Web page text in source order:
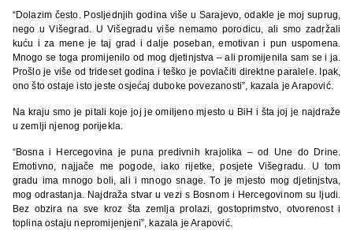
“Dolazim često. Posljednjih godina više u Sarajevo, odakle je moj suprug,
nego u Višegrad. U Višegradu više nemamo porodicu, ali smo zadržali
kuću i za mene je taj grad i dalje poseban, emotivan i pun uspomena.
Mnogo se toga promijenilo od mog djetinjstva – ali promijenila sam se i ja.
Prošlo je više od trideset godina i teško je povlačiti direktne paralele. Ipak,
ono što ostaje isto jeste osjećaj duboke povezanosti”, kazala je Arapović.
Na kraju smo je pitali koje joj je omiljeno mjesto u BiH i šta joj je najdraže
u zemlji njenog porijekla.
“Bosna i Hercegovina je puna predivnih krajolika – od Une do Drine.
Emotivno, najjače me pogode, iako rijetke, posjete Višegradu. U tom
gradu ima mnogo boli, ali i mnogo snage. To je mjesto mog djetinjstva,
mog odrastanja. Najdraža stvar u vezi s Bosnom i Hercegovinom su ljudi.
Bez obzira na sve kroz šta zemlja prolazi, gostoprimstvo, otvorenost i
toplina ostaju nepromijenjeni”, kazala je Arapović.